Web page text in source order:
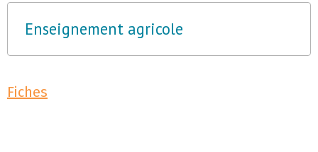
Enseignement agricole
Fiches